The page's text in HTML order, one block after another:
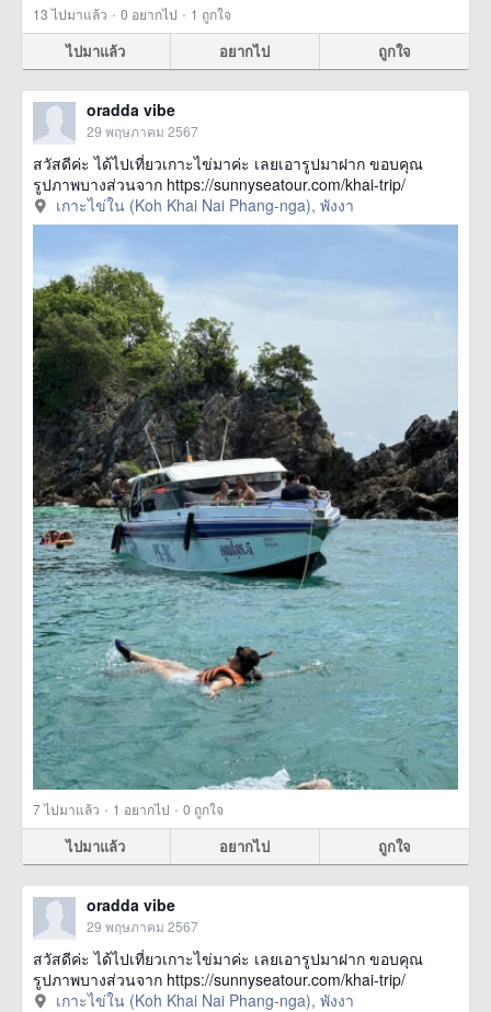
13ไปมาแล้ว · 0 อยากไป · 1 ถูกใจ
ไปมาแล้ว อยากไป ถูกใจ
oradda vibe
29 พฤษภาคม 2567
สวัสดีค่ะ ได้ไปเที่ยวเกาะไข่มาค่ะ เลยเอารูปมาฝาก ขอบคุณ
รูปภาพบางส่วนจาก https://sunnyseatour.com/khai-trip/
เกาะไข่ใน (Koh Khai Nai Phang-nga), พังงา
7ไปมาแล้ว · 1 อยากไป · 0 ถูกใจ
ไปมาแล้ว อยากไป ถูกใจ
oradda vibe
29 พฤษภาคม 2567
สวัสดีค่ะ ได้ไปเที่ยวเกาะไข่มาค่ะ เลยเอารูปมาฝาก ขอบคุณ
รูปภาพบางส่วนจาก https://sunnyseatour.com/khai-trip/
เกาะไข่ใน (Koh Khai Nai Phang-nga), พังงา